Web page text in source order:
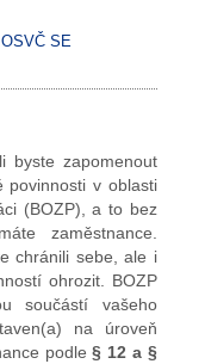
SE
byste zapomenout
v oblasti
(BOZP), a to bez
zaměstnance.
chránili sebe, ale i
ohrozit. BOZP
součástí vašeho
na úroveň
podle§ 12 a §